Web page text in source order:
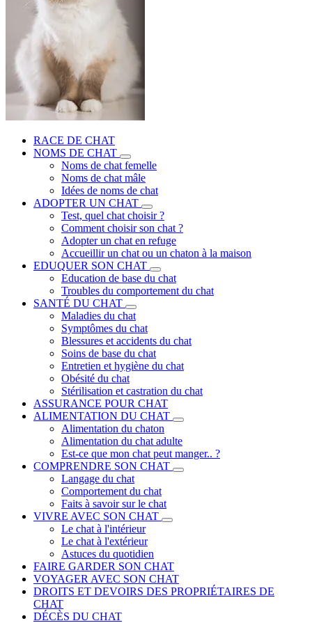
RACE DE CHAT
NOMS DE CHAT
Noms de chat femelle
Noms de chat mâle
Idées de noms de chat
ADOPTER UN CHAT
Test, quel chat choisir ?
Comment choisir son chat ?
Adopter un chat en refuge
Accueillir un chat ou un chaton à la maison
EDUQUER SON CHAT
Education de base du chat
Troubles du comportement du chat
SANTÉ DU CHAT
Maladies du chat
Symptômes du chat
Blessures et accidents du chat
Soins de base du chat
Entretien et hygiène du chat
Obésité du chat
Stérilisation et castration du chat
ASSURANCE POUR CHAT
ALIMENTATION DU CHAT
Alimentation du chaton
Alimentation du chat adulte
Est-ce que mon chat peut manger.. ?
COMPRENDRE SON CHAT
Langage du chat
Comportement du chat
Faits à savoir sur le chat
VIVRE AVEC SON CHAT
Le chat à l'intérieur
Le chat à l'extérieur
Astuces du quotidien
FAIRE GARDER SON CHAT
VOYAGER AVEC SON CHAT
DROITS ET DEVOIRS DES PROPRIÉTAIRES DE
CHAT
DÉCÈS DU CHAT